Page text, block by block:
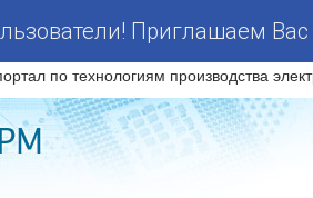
Приглашаем
по технологиям производства